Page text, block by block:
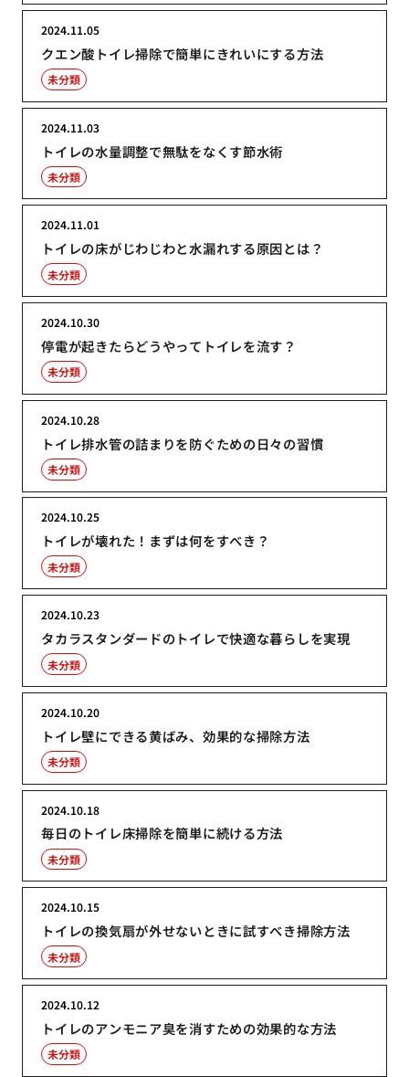
クエン酸トイレ掃除で簡単にきれいにする方法
2024.11.05
未分類
トイレの水量調整で無駄をなくす節水術
2024.11.03
未分類
トイレの床がじわじわと水漏れする原因とは？
2024.11.01
未分類
停電が起きたらどうやってトイレを流す？
2024.10.30
未分類
トイレ排水管の詰まりを防ぐための日々の習慣
2024.10.28
未分類
トイレが壊れた！まずは何をすべき？
2024.10.25
未分類
タカラスタンダードのトイレで快適な暮らしを実現
2024.10.23
未分類
トイレ壁にできる黄ばみ、効果的な掃除方法
2024.10.20
未分類
毎日のトイレ床掃除を簡単に続ける方法
2024.10.18
未分類
トイレの換気扇が外せないときに試すべき掃除方法
2024.10.15
未分類
トイレのアンモニア臭を消すための効果的な方法
2024.10.12
未分類